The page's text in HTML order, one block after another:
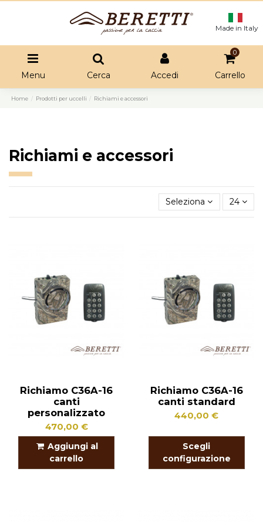
Made in Italy
Menu Cerca Accedi
0
Carrello
Home Prodotti per uccelli Richiami e accessori
Richiami e accessori
Seleziona 24
Richiamo C36A-16
canti
personalizzato
470,00 €
Aggiungi al
carrello
Richiamo C36A-16
canti standard
440,00 €
Scegli
configurazione